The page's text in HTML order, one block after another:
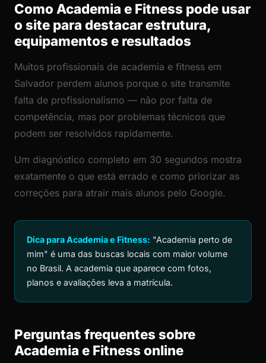
Como Academia e Fitness pode usar
o site para destacar estrutura,
equipamentos e resultados
Muitos profissionais de academia e fitness em
Salvador perdem alunos porque o site transmite
falta de profissionalismo — não por falta de
competência, mas por problemas técnicos que
podem ser resolvidos rapidamente.
Um diagnóstico completo em 30 segundos mostra
exatamente o que está errado e como priorizar as
correções para atrair mais alunos pelo Google.
Dica para Academia e Fitness: "Academia perto de
mim" é uma das buscas locais com maior volume
no Brasil. A academia que aparece com fotos,
planos e avaliações leva a matrícula.
Perguntas frequentes sobre
Academia e Fitness online